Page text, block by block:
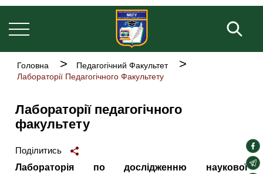
Перейти
до
основного
вмісту
Основна
Рядок
навіґації
Головна
Педагогічний Факультет
Лабораторії Педагогічного Факультету
Лабораторії педагогічного
факультету
Поділитись
Лабораторія по дослідженню наукової